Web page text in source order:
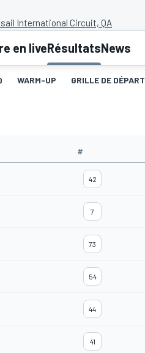
International Circuit, QA
en liveRésultatsNews
WARM-UP GRILLE DE DÉPART
#
42
7
73
54
44
41